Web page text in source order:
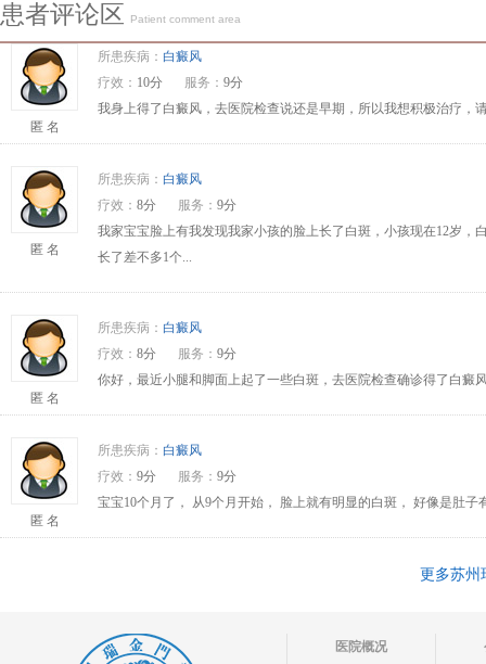
患者评论区 Patient comment area
匿 名
所患疾病： 白癜风
疗效： 10分 服务： 9分
我身上得了白癜风，去医院检查说还是早期，所以我想积极治疗，
匿 名
所患疾病： 白癜风
疗效： 8分 服务： 9分
我家宝宝脸上有我发现我家小孩的脸上长了白斑，小孩现在12岁
长了差不多1个...
匿 名
所患疾病： 白癜风
疗效： 8分 服务： 9分
你好，最近小腿和脚面上起了一些白斑，去医院检查确诊得了白
匿 名
所患疾病： 白癜风
疗效： 9分 服务： 9分
宝宝10个月了， 从9个月开始， 脸上就有明显的白斑， 好像是肚
更多苏州
医院概况